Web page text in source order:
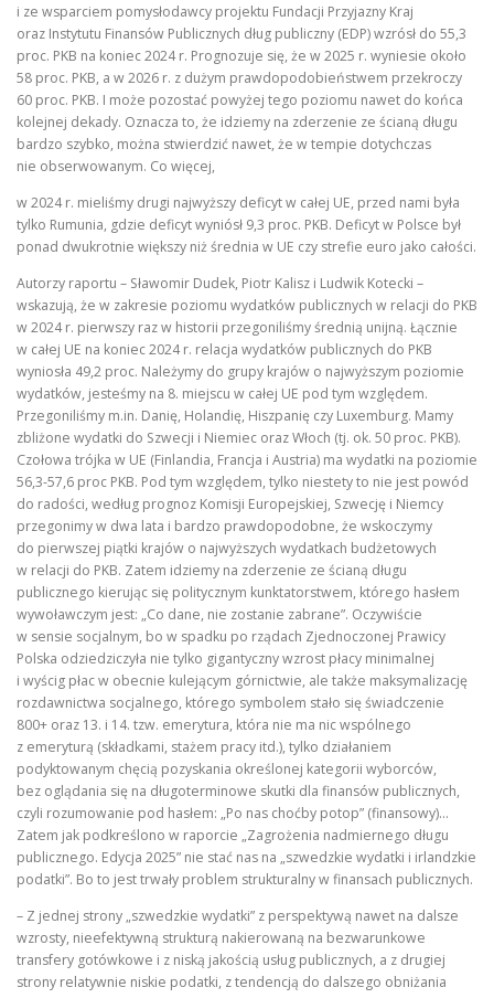
i ze wsparciem pomysłodawcy projektu Fundacji Przyjazny Kraj
oraz Instytutu Finansów Publicznych dług publiczny (EDP) wzrósł do 55,3
proc. PKB na koniec 2024 r. Prognozuje się, że w 2025 r. wyniesie około
58 proc. PKB, a w 2026 r. z dużym prawdopodobieństwem przekroczy
60 proc. PKB. I może pozostać powyżej tego poziomu nawet do końca
kolejnej dekady. Oznacza to, że idziemy na zderzenie ze ścianą długu
bardzo szybko, można stwierdzić nawet, że w tempie dotychczas
nie obserwowanym. Co więcej,
w 2024 r. mieliśmy drugi najwyższy deficyt w całej UE, przed nami była
tylko Rumunia, gdzie deficyt wyniósł 9,3 proc. PKB. Deficyt w Polsce był
ponad dwukrotnie większy niż średnia w UE czy strefie euro jako całości.
Autorzy raportu – Sławomir Dudek, Piotr Kalisz i Ludwik Kotecki –
wskazują, że w zakresie poziomu wydatków publicznych w relacji do PKB
w 2024 r. pierwszy raz w historii przegoniliśmy średnią unijną. Łącznie
w całej UE na koniec 2024 r. relacja wydatków publicznych do PKB
wyniosła 49,2 proc. Należymy do grupy krajów o najwyższym poziomie
wydatków, jesteśmy na 8. miejscu w całej UE pod tym względem.
Przegoniliśmy m.in. Danię, Holandię, Hiszpanię czy Luxemburg. Mamy
zbliżone wydatki do Szwecji i Niemiec oraz Włoch (tj. ok. 50 proc. PKB).
Czołowa trójka w UE (Finlandia, Francja i Austria) ma wydatki na poziomie
56,3-57,6 proc PKB. Pod tym względem, tylko niestety to nie jest powód
do radości, według prognoz Komisji Europejskiej, Szwecję i Niemcy
przegonimy w dwa lata i bardzo prawdopodobne, że wskoczymy
do pierwszej piątki krajów o najwyższych wydatkach budżetowych
w relacji do PKB. Zatem idziemy na zderzenie ze ścianą długu
publicznego kierując się politycznym kunktatorstwem, którego hasłem
wywoławczym jest: „Co dane, nie zostanie zabrane”. Oczywiście
w sensie socjalnym, bo w spadku po rządach Zjednoczonej Prawicy
Polska odziedziczyła nie tylko gigantyczny wzrost płacy minimalnej
i wyścig płac w obecnie kulejącym górnictwie, ale także maksymalizację
rozdawnictwa socjalnego, którego symbolem stało się świadczenie
800+ oraz 13. i 14. tzw. emerytura, która nie ma nic wspólnego
z emeryturą (składkami, stażem pracy itd.), tylko działaniem
podyktowanym chęcią pozyskania określonej kategorii wyborców,
bez oglądania się na długoterminowe skutki dla finansów publicznych,
czyli rozumowanie pod hasłem: „Po nas choćby potop” (finansowy)…
Zatem jak podkreślono w raporcie „Zagrożenia nadmiernego długu
publicznego. Edycja 2025” nie stać nas na „szwedzkie wydatki i irlandzkie
podatki”. Bo to jest trwały problem strukturalny w finansach publicznych.
– Z jednej strony „szwedzkie wydatki” z perspektywą nawet na dalsze
wzrosty, nieefektywną strukturą nakierowaną na bezwarunkowe
transfery gotówkowe i z niską jakością usług publicznych, a z drugiej
strony relatywnie niskie podatki, z tendencją do dalszego obniżania